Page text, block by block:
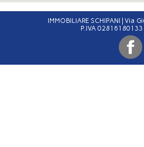
IMMOBILIARE SCHIPANI |
P.IVA